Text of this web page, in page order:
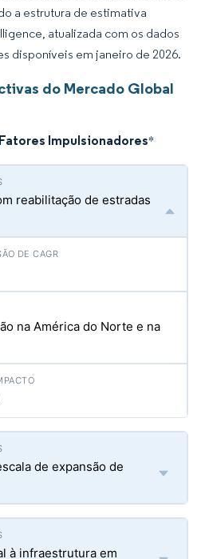
a estrutura de estimativa
atualizada com os dados
disponíveis em janeiro de 2026.
do Mercado Global
Impulsionadores*
reabilitação de estradas
na América do Norte e na
de expansão de
à infraestrutura em